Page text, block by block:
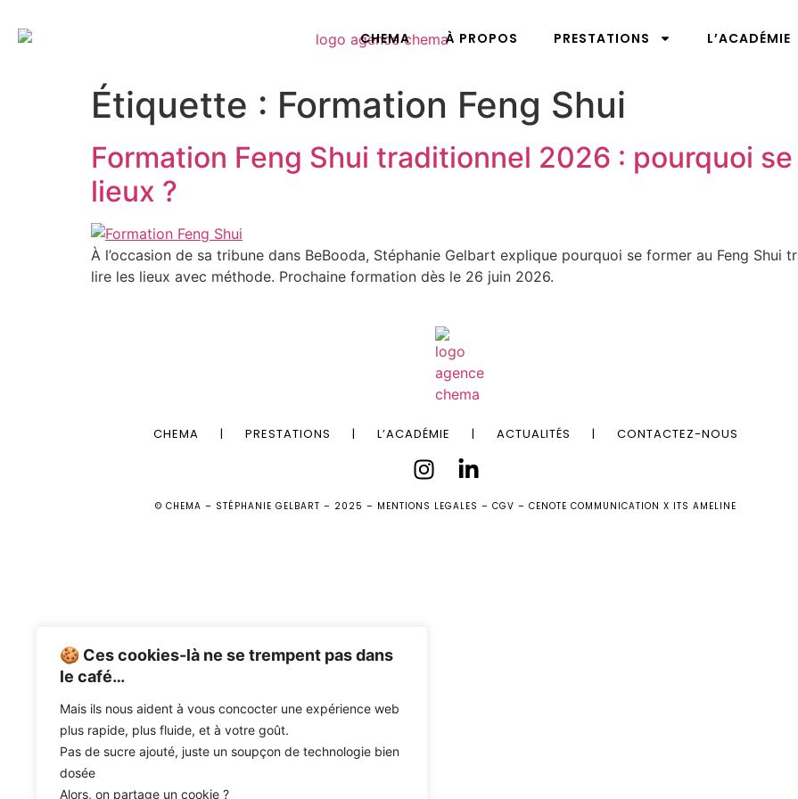
🍪 Ces cookies-là ne se trempent pas dans
le café…
Mais ils nous aident à vous concocter une expérience web
plus rapide, plus fluide, et à votre goût.
Pas de sucre ajouté, juste un soupçon de technologie bien
dosée
Alors, on partage un cookie ?
CHEMA À PROPOS PRESTATIONS L’ACADÉMIE
Étiquette : Formation Feng Shui
Formation Feng Shui traditionnel 2026 : pourquoi
lieux ?
À l’occasion de sa tribune dans BeBooda, Stéphanie Gelbart explique pourquoi se former au Feng Shui
lire les lieux avec méthode. Prochaine formation dès le 26 juin 2026.
CHEMA | PRESTATIONS | L’ACADÉMIE | ACTUALITÉS | CONTACTEZ-NOUS
© CHEMA – STÉPHANIE GELBART – 2025 – MENTIONS LEGALES – CGV – CENOTE COMMUNICATION X ITS AMELINE